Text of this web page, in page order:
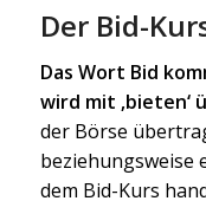
Der Bid-
Das Wort Bid
wird mit ‚bieten‘
der Börse
beziehungsweise
dem Bid-Kurs